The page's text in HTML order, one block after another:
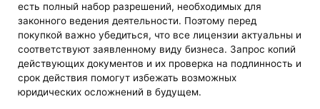
есть полный набор разрешений, необходимых для
законного ведения деятельности. Поэтому перед
покупкой важно убедиться, что все лицензии актуальны и
соответствуют заявленному виду бизнеса. Запрос копий
действующих документов и их проверка на подлинность и
срок действия помогут избежать возможных
юридических осложнений в будущем.